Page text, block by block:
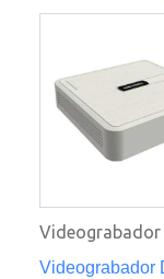
Videograbador
Videograbador